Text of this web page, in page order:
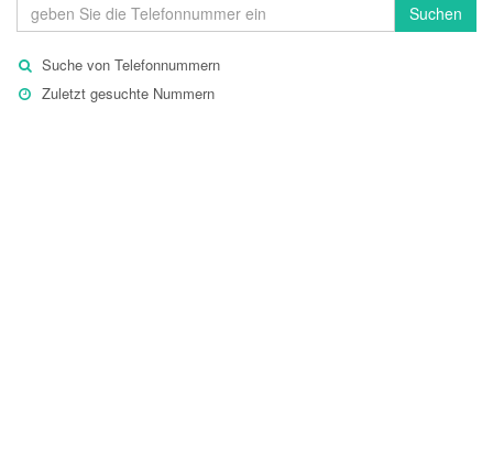
Suchen
Suche von Telefonnummern
Zuletzt gesuchte Nummern